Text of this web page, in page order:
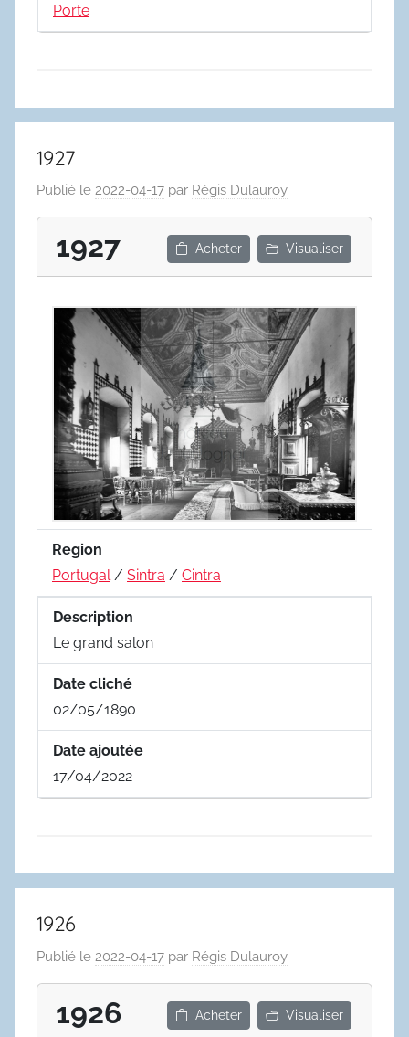
Porte
1927
Publié le 2022-04-17 par Régis Dulauroy
1927 Acheter Visualiser
Region
Portugal/ Sintra / Cintra
Description
Le grand salon
Date cliché
02/05/1890
Date ajoutée
17/04/2022
1926
Publié le 2022-04-17 par Régis Dulauroy
1926 Acheter Visualiser